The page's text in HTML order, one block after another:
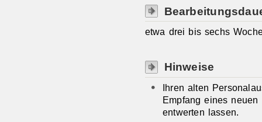
etwa drei bis sechs
Hinweise
Ihren alten
Empfang eines
entwerten lassen.